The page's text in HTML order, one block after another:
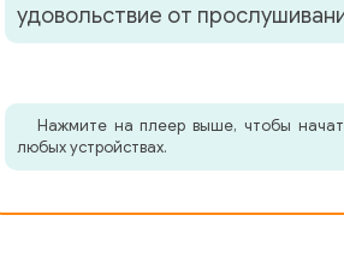
удовольствие от
Нажмите на плеер выше, чтобы
любых устройствах.